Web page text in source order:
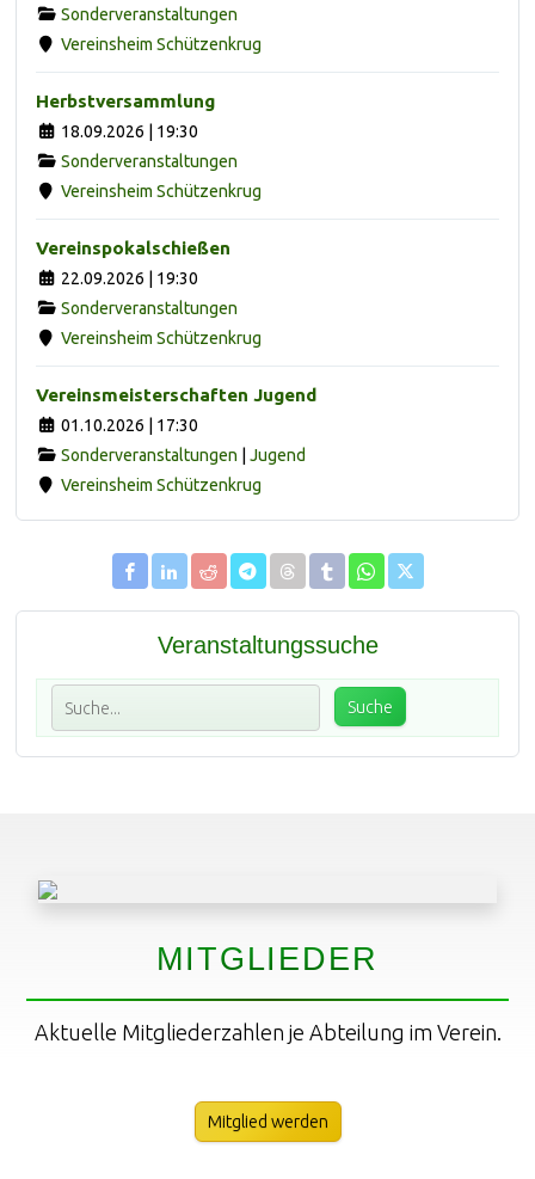
Sonderveranstaltungen
Vereinsheim Schützenkrug
Herbstversammlung
18.09.2026 | 19:30
Sonderveranstaltungen
Vereinsheim Schützenkrug
Vereinspokalschießen
22.09.2026 | 19:30
Sonderveranstaltungen
Vereinsheim Schützenkrug
Vereinsmeisterschaften Jugend
01.10.2026 | 17:30
Sonderveranstaltungen
Jugend
Vereinsheim Schützenkrug
Veranstaltungssuche
MITGLIEDER
Aktuelle Mitgliederzahlen je Abteilung im Verein.
Mitglied werden